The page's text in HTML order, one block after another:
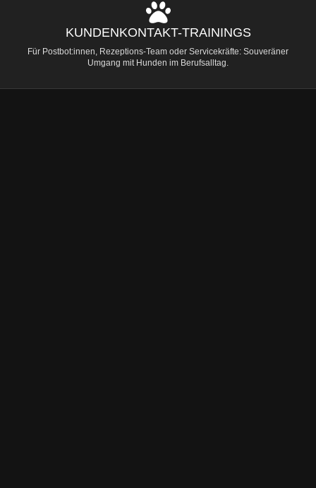
KUNDENKONTAKT-TRAININGS
Für Postbot:innen, Rezeptions-Team oder Servicekräfte: Souveräner
Umgang mit Hunden im Berufsalltag.